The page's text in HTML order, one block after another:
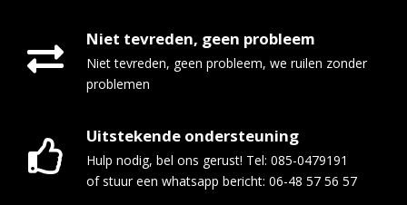
Niet tevreden, geen probleem
Niet tevreden, geen probleem, we ruilen zonder
problemen
Uitstekende ondersteuning
Hulp nodig, bel ons gerust! Tel: 085-0479191
of stuur een whatsapp bericht: 06-48 57 56 57